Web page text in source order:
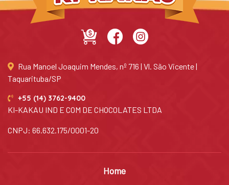
Rua Manoel Joaquim Mendes, nº 716 | Vl. São Vicente |
Taquarituba/SP
+55 (14) 3762-9400
KI-KAKAU IND E COM DE CHOCOLATES LTDA
CNPJ: 66.632.175/0001-20
Home